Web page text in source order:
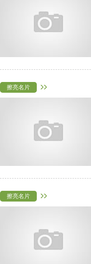
擦亮名片
擦亮名片